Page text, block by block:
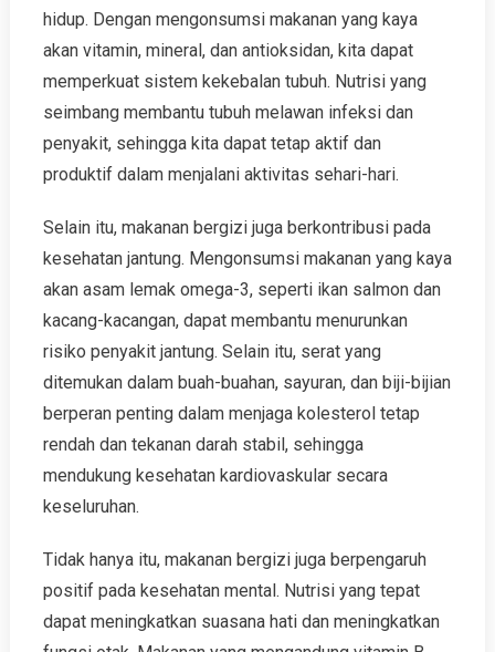
hidup. Dengan mengonsumsi makanan yang kaya
akan vitamin, mineral, dan antioksidan, kita dapat
memperkuat sistem kekebalan tubuh. Nutrisi yang
seimbang membantu tubuh melawan infeksi dan
penyakit, sehingga kita dapat tetap aktif dan
produktif dalam menjalani aktivitas sehari-hari.
Selain itu, makanan bergizi juga berkontribusi pada
kesehatan jantung. Mengonsumsi makanan yang kaya
akan asam lemak omega-3, seperti ikan salmon dan
kacang-kacangan, dapat membantu menurunkan
risiko penyakit jantung. Selain itu, serat yang
ditemukan dalam buah-buahan, sayuran, dan biji-bijian
berperan penting dalam menjaga kolesterol tetap
rendah dan tekanan darah stabil, sehingga
mendukung kesehatan kardiovaskular secara
keseluruhan.
Tidak hanya itu, makanan bergizi juga berpengaruh
positif pada kesehatan mental. Nutrisi yang tepat
dapat meningkatkan suasana hati dan meningkatkan